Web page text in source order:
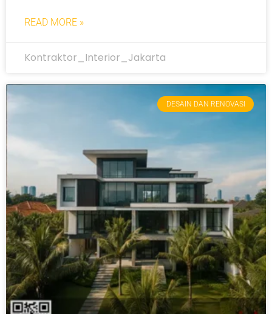
READ MORE »
Kontraktor_Interior_Jakarta
DESAIN DAN RENOVASI